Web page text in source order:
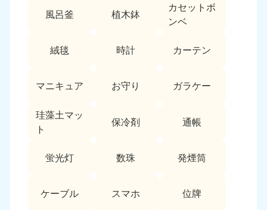
風呂釜 植木鉢
カセットボ
ンベ
絨毯 時計 カーテン
マニキュア お守り ガラケー
珪藻土マッ
ト
保冷剤 通帳
蛍光灯 数珠 発煙筒
ケーブル スマホ 位牌
香川県
050-1880-9899
徳島県
050-1880-9898
9:00〜19:00 年中無休 9:00〜19:00 年中無休
9:00〜19:00 年中無休 9:00〜19:00 年中無休
長崎県
050-1880-9891
鹿児島県
050-1880-9889